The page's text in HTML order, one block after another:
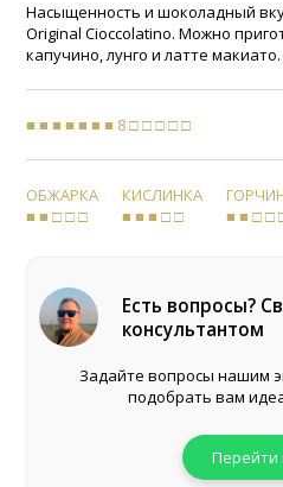
Насыщенность и шоколадный
Original Cioccolatino. Можно
капучино, лунго и латте макиато.
■ ■ ■ ■ ■ ■ ■ 8 □ □ □ □ □
ОБЖАРКА
■ ■ □ □ □
КИСЛИНКА
■ ■ ■ □ □
■ ■ □ □
Есть вопросы?
консультантом
Задайте вопросы нашим
подобрать вам
Перейти